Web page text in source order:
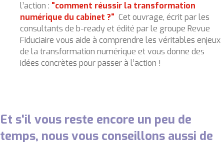
l’action : "comment réussir la transformation
numérique du cabinet ?" Cet ouvrage, écrit par les
consultants de b-ready et édité par le groupe Revue
Fiduciaire vous aide à comprendre les véritables enjeux
de la transformation numérique et vous donne des
idées concrètes pour passer à l’action !
Et s'il vous reste encore un peu de
temps, nous vous conseillons aussi de